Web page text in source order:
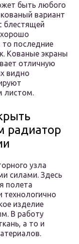
быть любого
вариант
блестящей
хорошо
то последние
Кованые экраны
отличную
видно
листом.
радиатор
узла
силами. Здесь
полета
технологично
изделие
В работу
а то и